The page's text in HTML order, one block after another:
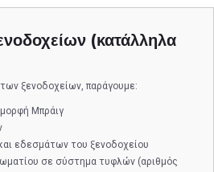
(κατάλληλα
ξενοδοχείων, παράγουμε:
Μπράιγ
εδεσμάτων του ξενοδοχείου
σε σύστημα τυφλών (αριθμός